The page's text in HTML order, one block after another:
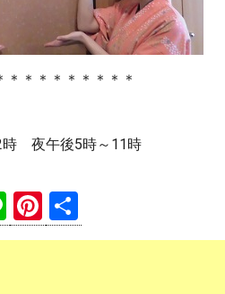
＊＊＊＊＊＊＊＊＊
時 夜午後5時～11時
Li
n
Pi
nt 有